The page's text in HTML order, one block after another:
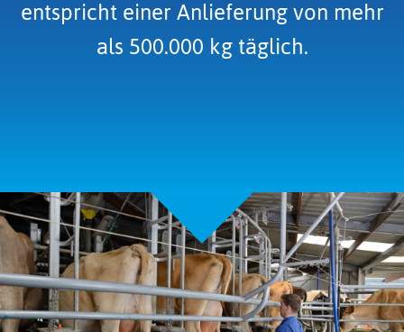
entspricht einer Anlieferung von mehr
als 500.000 kg täglich.